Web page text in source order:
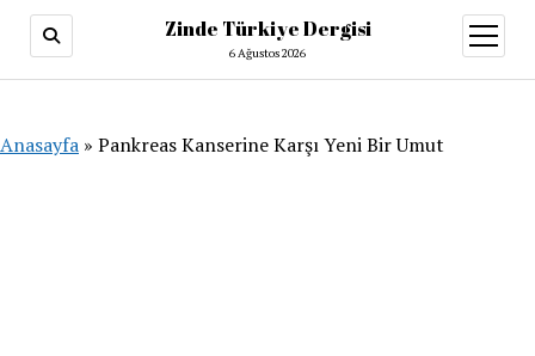
Zinde Türkiye Dergisi
6 Ağustos 2026
aç
Anasayfa » Pankreas Kanserine Karşı Yeni Bir Umut